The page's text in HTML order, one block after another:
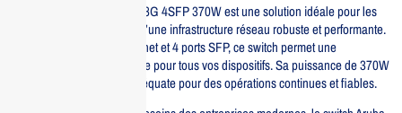
Le switch Aruba IOn 1830 48G 4SFP 370W est une solution idéale pour les
entreprises à la recherche d’une infrastructure réseau robuste et performante.
Avec 48 ports Gigabit Ethernet et 4 ports SFP, ce switch permet une
connectivité rapide et flexible pour tous vos dispositifs. Sa puissance de 370W
assure une alimentation adéquate pour des opérations continues et fiables.